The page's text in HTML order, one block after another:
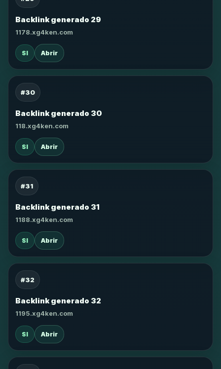
Backlink generado 29
1178.xg4ken.com
SI Abrir
#30
Backlink generado 30
118.xg4ken.com
SI Abrir
#31
Backlink generado 31
1188.xg4ken.com
SI Abrir
#32
Backlink generado 32
1195.xg4ken.com
SI Abrir